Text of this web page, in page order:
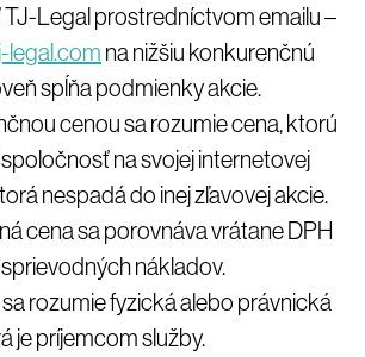
Legal prostredníctvom emailu –
legal.com na nižšiu konkurenčnú
spĺňa podmienky akcie.
cenou sa rozumie cena, ktorú
na svojej internetovej
nespadá do inej zľavovej akcie.
cena sa porovnáva vrátane DPH
nákladov.
rozumie fyzická alebo právnická
je príjemcom služby.